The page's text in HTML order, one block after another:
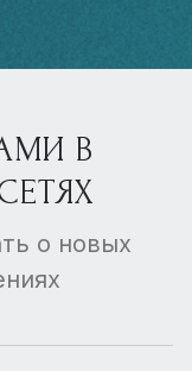
В
о новых